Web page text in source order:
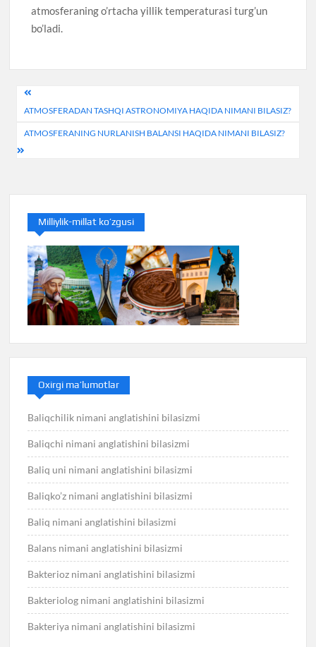
atmosferaning o’rtacha yillik temperaturasi turg’un
bo’ladi.
Post
menyusi
ATMOSFERADAN TASHQI ASTRONOMIYA HAQIDA NIMANI BILASIZ?
ATMOSFERANING NURLANISH BALANSI HAQIDA NIMANI BILASIZ?
Milliylik-millat ko’zgusi
Oxirgi ma’lumotlar
Baliqchilik nimani anglatishini bilasizmi
Baliqchi nimani anglatishini bilasizmi
Baliq uni nimani anglatishini bilasizmi
Baliqko’z nimani anglatishini bilasizmi
Baliq nimani anglatishini bilasizmi
Balans nimani anglatishini bilasizmi
Bakterioz nimani anglatishini bilasizmi
Bakteriolog nimani anglatishini bilasizmi
Bakteriya nimani anglatishini bilasizmi